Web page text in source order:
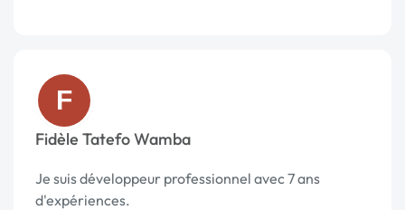
F
Fidèle Tatefo Wamba
Je suis développeur professionnel avec 7 ans
d'expériences.